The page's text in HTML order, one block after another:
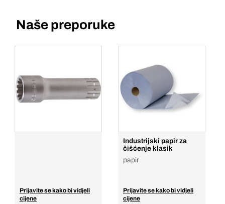
Naše preporuke
Prijavite se kako bi vidjeli
cijene
Industrijski papir za
čišćenje klasik
papir
Prijavite se kako bi vidjeli
cijene